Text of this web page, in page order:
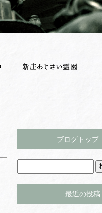
ブログトップ
最近の投稿